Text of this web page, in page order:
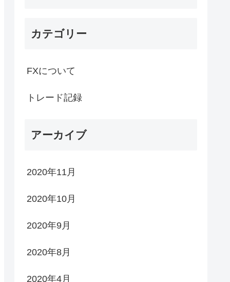
カテゴリー
FXについて
トレード記録
アーカイブ
2020年11月
2020年10月
2020年9月
2020年8月
2020年4月